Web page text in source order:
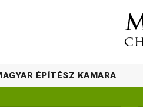
ÉPÍTÉSZ KAMARA